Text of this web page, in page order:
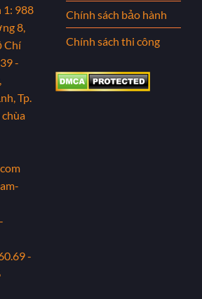
1: 988
8,
Chí
-
Tp.
-
Chính sách bảo hành
Chính sách thi công